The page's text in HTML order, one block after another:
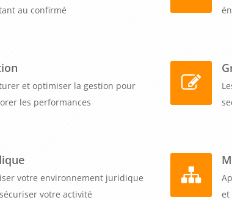
au confirmé
et optimiser la gestion pour
les performances
votre environnement juridique
votre activité
et